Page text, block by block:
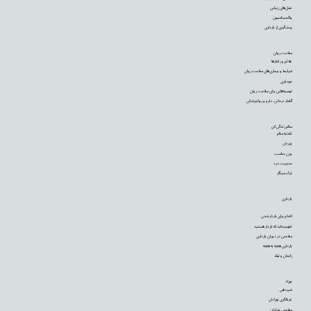
نوزاد
شیردهی
غربالگری نوزادان
بارداری
اقدام برای باردار شدن
فهمیده‌اید که باردار هستید
سلامتی در دوران بارداری
بارداری هفته به هفته
زایمان و تولد
سالم زندگی کن
تغذیه سالم
ورزش
وزن مناسب
مدیریت درد
ترک سیگار
سلامت روان
علائم و رفتارها
شرایط و بیماری‌های سلامت روان
خودیاری
توصیه‌‌هایی برای سلامت روان
گفتار درمانی، دارو و روانپزشکی
عمل‌های زیبایی
واکسیناسیون
پیشگیری از بارداری